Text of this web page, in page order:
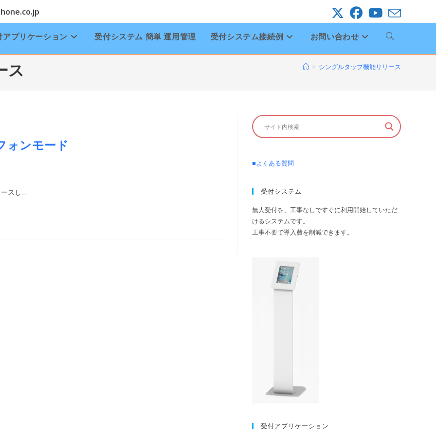
アプリケーション 受付システム 簡単 運用管理 受付システム接続例 お問い合わせ ウ
ェ
サ
ス > シングルタップ機能リリース
ォンモード
ースし…
■よくある質問
受付システム
無人受付を、工事なしですぐに利用開始していただ
けるシステムです。
工事不要で導入費を削減できます。
受付アプリケーション